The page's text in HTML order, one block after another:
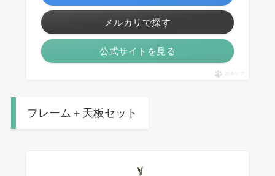
メルカリで探す
公式サイトを見る
ポチップ
フレーム＋天板セット